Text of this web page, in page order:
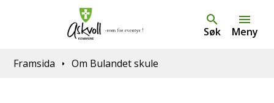
Søk Meny
Du er her:
Framsida Om Bulandet skule